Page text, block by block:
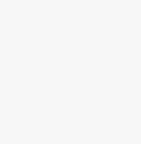
SOBEK